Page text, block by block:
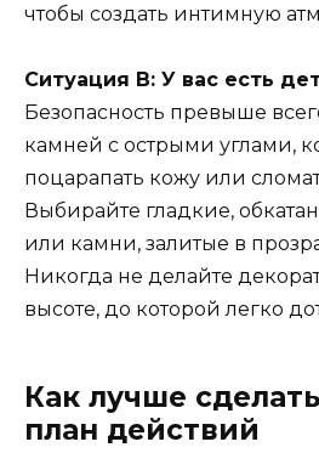
чтобы создать интимную
Ситуация В: У вас есть
Безопасность превыше
камней с острыми углами,
поцарапать кожу или
Выбирайте гладкие,
или камни, залитые в
Никогда не делайте
высоте, до которой легко
Как лучше
план действий